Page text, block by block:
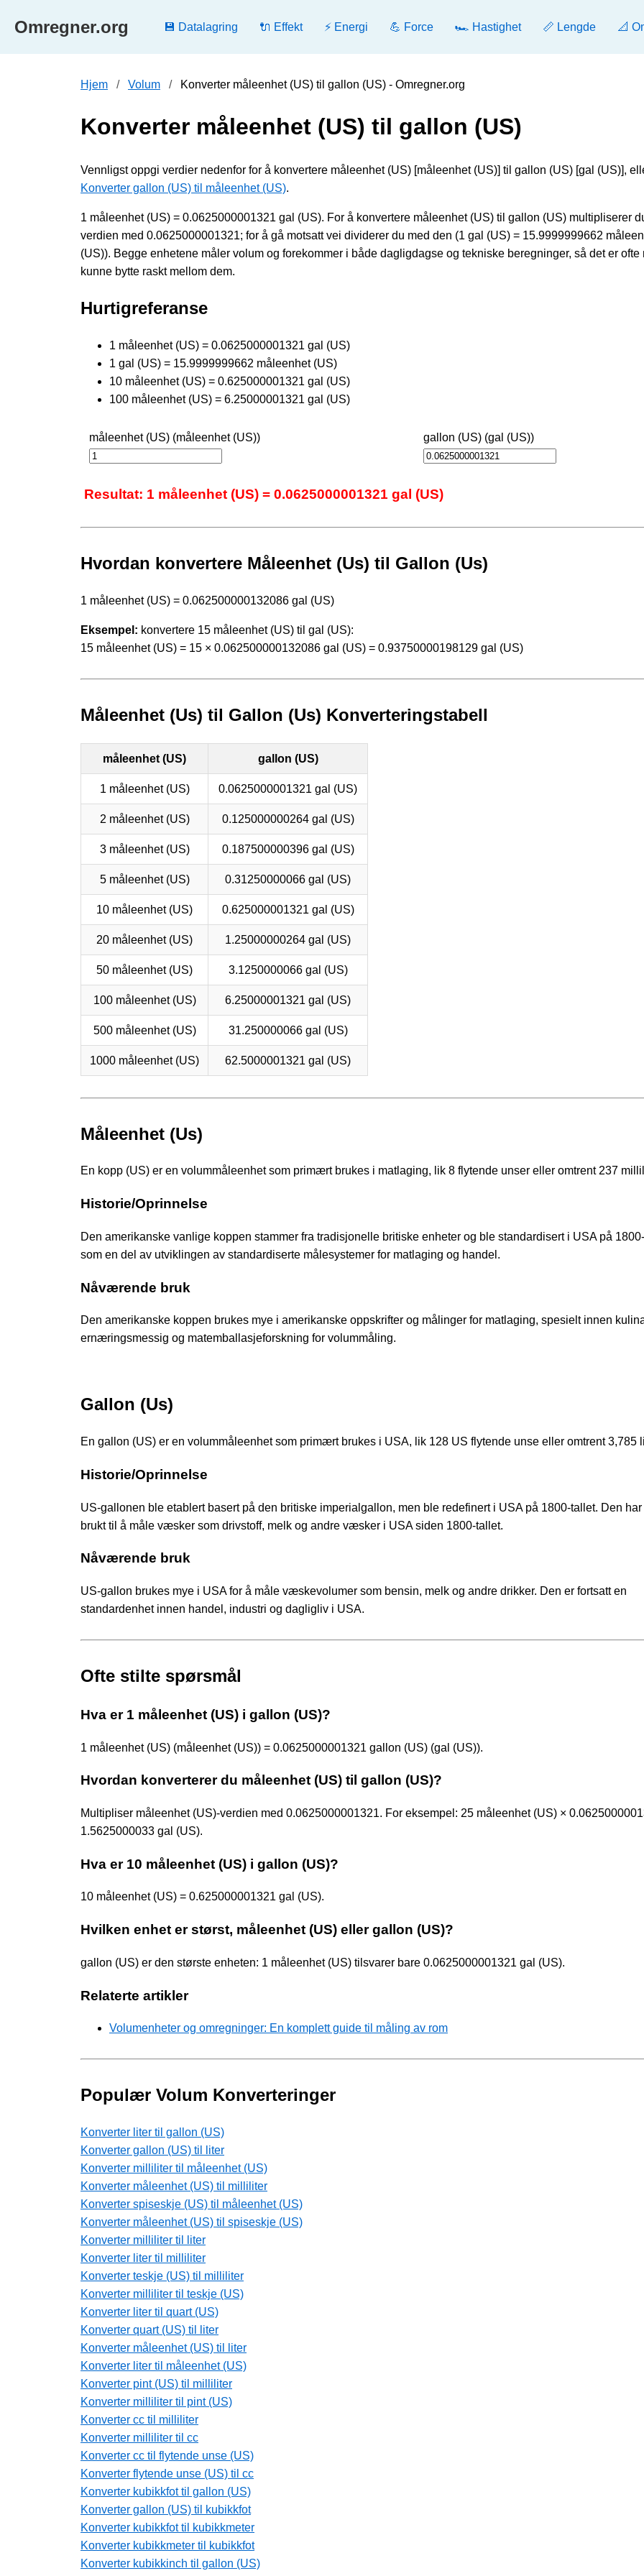
Omregner.org 💾 Datalagring 🔌 Effekt ⚡ Energi 💪 Force 🏎️ Hastighet 📏 Lengde 📐
Hjem Volum Konverter måleenhet (US) til gallon (US) - Omregner.org
Konverter måleenhet (US) til gallon (US)
Vennligst oppgi verdier nedenfor for å konvertere måleenhet (US) [måleenhet (US)] til gallon (US) [gal (US)],
Konverter gallon (US) til måleenhet (US).
1 måleenhet (US) = 0.0625000001321 gal (US). For å konvertere måleenhet (US) til gallon (US) multipliserer
verdien med 0.0625000001321; for å gå motsatt vei dividerer du med den (1 gal (US) = 15.9999999662
(US)). Begge enhetene måler volum og forekommer i både dagligdagse og tekniske beregninger, så det er ofte
kunne bytte raskt mellom dem.
Hurtigreferanse
1 måleenhet (US) = 0.0625000001321 gal (US)
1 gal (US) = 15.9999999662 måleenhet (US)
10 måleenhet (US) = 0.625000001321 gal (US)
100 måleenhet (US) = 6.25000001321 gal (US)
måleenhet (US) (måleenhet (US)) gallon (US) (gal (US))
Resultat: 1 måleenhet (US) = 0.0625000001321 gal (US)
Hvordan konvertere Måleenhet (Us) til Gallon (Us)
1 måleenhet (US) = 0.062500000132086 gal (US)
Eksempel: konvertere 15 måleenhet (US) til gal (US):
15 måleenhet (US) = 15 × 0.062500000132086 gal (US) = 0.93750000198129 gal (US)
Måleenhet (Us) til Gallon (Us) Konverteringstabell
måleenhet (US) gallon (US)
1 måleenhet (US) 0.0625000001321 gal (US)
2 måleenhet (US) 0.125000000264 gal (US)
3 måleenhet (US) 0.187500000396 gal (US)
5 måleenhet (US) 0.31250000066 gal (US)
10 måleenhet (US) 0.625000001321 gal (US)
20 måleenhet (US) 1.25000000264 gal (US)
50 måleenhet (US) 3.1250000066 gal (US)
100 måleenhet (US) 6.25000001321 gal (US)
500 måleenhet (US) 31.250000066 gal (US)
1000 måleenhet (US) 62.5000001321 gal (US)
Måleenhet (Us)
En kopp (US) er en volummåleenhet som primært brukes i matlaging, lik 8 flytende unser eller omtrent 237
Historie/Oprinnelse
Den amerikanske vanlige koppen stammer fra tradisjonelle britiske enheter og ble standardisert i USA på
som en del av utviklingen av standardiserte målesystemer for matlaging og handel.
Nåværende bruk
Den amerikanske koppen brukes mye i amerikanske oppskrifter og målinger for matlaging, spesielt innen
ernæringsmessig og matemballasjeforskning for volummåling.
Gallon (Us)
En gallon (US) er en volummåleenhet som primært brukes i USA, lik 128 US flytende unse eller omtrent 3,785
Historie/Oprinnelse
US-gallonen ble etablert basert på den britiske imperialgallon, men ble redefinert i USA på 1800-tallet. Den har
brukt til å måle væsker som drivstoff, melk og andre væsker i USA siden 1800-tallet.
Nåværende bruk
US-gallon brukes mye i USA for å måle væskevolumer som bensin, melk og andre drikker. Den er fortsatt en
standardenhet innen handel, industri og dagligliv i USA.
Ofte stilte spørsmål
Hva er 1 måleenhet (US) i gallon (US)?
1 måleenhet (US) (måleenhet (US)) = 0.0625000001321 gallon (US) (gal (US)).
Hvordan konverterer du måleenhet (US) til gallon (US)?
Multipliser måleenhet (US)-verdien med 0.0625000001321. For eksempel: 25 måleenhet (US) ×
1.5625000033 gal (US).
Hva er 10 måleenhet (US) i gallon (US)?
10 måleenhet (US) = 0.625000001321 gal (US).
Hvilken enhet er størst, måleenhet (US) eller gallon (US)?
gallon (US) er den største enheten: 1 måleenhet (US) tilsvarer bare 0.0625000001321 gal (US).
Relaterte artikler
Volumenheter og omregninger: En komplett guide til måling av rom
Populær Volum Konverteringer
Konverter liter til gallon (US)
Konverter gallon (US) til liter
Konverter milliliter til måleenhet (US)
Konverter måleenhet (US) til milliliter
Konverter spiseskje (US) til måleenhet (US)
Konverter måleenhet (US) til spiseskje (US)
Konverter milliliter til liter
Konverter liter til milliliter
Konverter teskje (US) til milliliter
Konverter milliliter til teskje (US)
Konverter liter til quart (US)
Konverter quart (US) til liter
Konverter måleenhet (US) til liter
Konverter liter til måleenhet (US)
Konverter pint (US) til milliliter
Konverter milliliter til pint (US)
Konverter cc til milliliter
Konverter milliliter til cc
Konverter cc til flytende unse (US)
Konverter flytende unse (US) til cc
Konverter kubikkfot til gallon (US)
Konverter gallon (US) til kubikkfot
Konverter kubikkfot til kubikkmeter
Konverter kubikkmeter til kubikkfot
Konverter kubikkinch til gallon (US)